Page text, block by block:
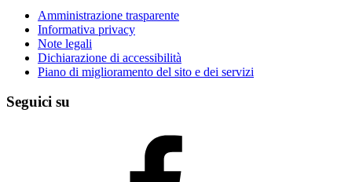
Amministrazione trasparente
Informativa privacy
Note legali
Dichiarazione di accessibilità
Piano di miglioramento del sito e dei servizi
Seguici su